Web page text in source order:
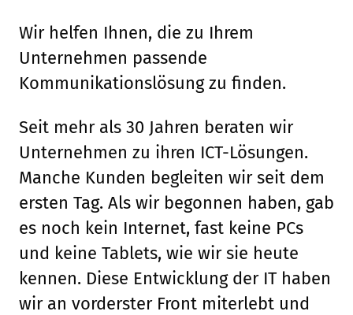
Wir helfen Ihnen, die zu Ihrem
Unternehmen passende
Kommunikationslösung zu finden.
Seit mehr als 30 Jahren beraten wir
Unternehmen zu ihren ICT-Lösungen.
Manche Kunden begleiten wir seit dem
ersten Tag. Als wir begonnen haben, gab
es noch kein Internet, fast keine PCs
und keine Tablets, wie wir sie heute
kennen. Diese Entwicklung der IT haben
wir an vorderster Front miterlebt und